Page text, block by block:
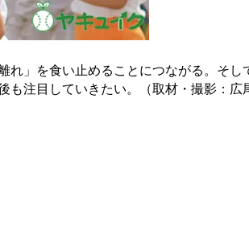
れ」を食い止めることにつながる。そし
注目していきたい。（取材・撮影：広